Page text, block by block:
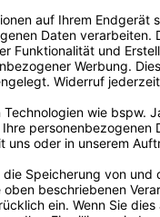
sich einfach unter